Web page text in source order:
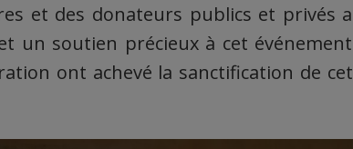
et des donateurs publics et privés a
un soutien précieux à cet événement
ont achevé la sanctification de cet